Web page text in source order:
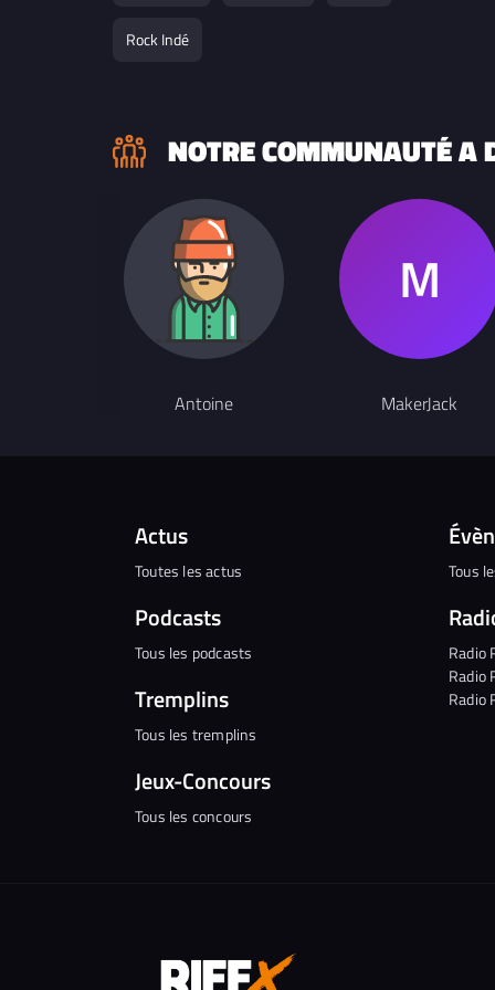
Rock Indé
NOTRE COMMUNAUTÉ A
Antoine MakerJack
Actus
Toutes les actus
Podcasts
Tous les podcasts
Tremplins
Tous les tremplins
Jeux-Concours
Tous les concours
Tous
Radio
Radio
Radio